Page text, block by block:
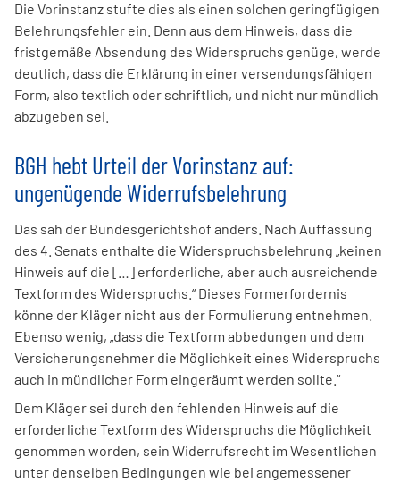
Die Vorinstanz stufte dies als einen solchen geringfügigen
Belehrungsfehler ein. Denn aus dem Hinweis, dass die
fristgemäße Absendung des Widerspruchs genüge, werde
deutlich, dass die Erklärung in einer versendungsfähigen
Form, also textlich oder schriftlich, und nicht nur mündlich
abzugeben sei.
BGH hebt Urteil der Vorinstanz auf:
ungenügende Widerrufsbelehrung
Das sah der Bundesgerichtshof anders. Nach Auffassung
des 4. Senats enthalte die Widerspruchsbelehrung „keinen
Hinweis auf die […] erforderliche, aber auch ausreichende
Textform des Widerspruchs.“ Dieses Formerfordernis
könne der Kläger nicht aus der Formulierung entnehmen.
Ebenso wenig, „dass die Textform abbedungen und dem
Versicherungsnehmer die Möglichkeit eines Widerspruchs
auch in mündlicher Form eingeräumt werden sollte.“
Dem Kläger sei durch den fehlenden Hinweis auf die
erforderliche Textform des Widerspruchs die Möglichkeit
genommen worden, sein Widerrufsrecht im Wesentlichen
unter denselben Bedingungen wie bei angemessener